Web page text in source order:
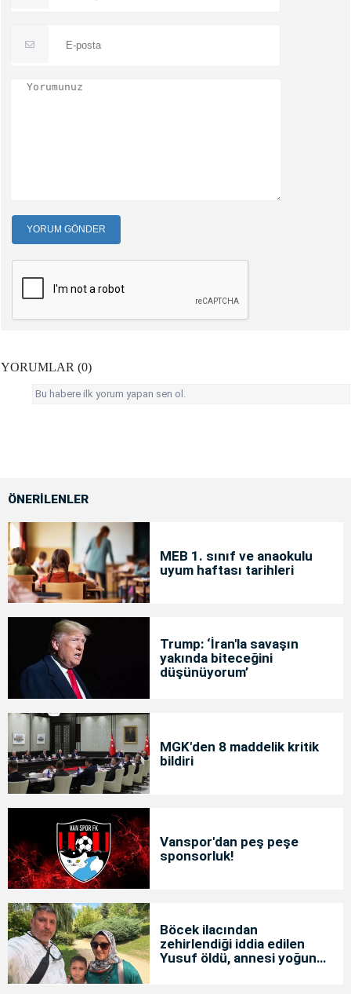
YORUM GÖNDER
YORUMLAR (0)
Bu habere ilk yorum yapan sen ol.
ÖNERİLENLER
MEB 1. sınıf ve anaokulu
uyum haftası tarihleri
Trump: ‘İran'la savaşın
yakında biteceğini
düşünüyorum’
MGK'den 8 maddelik kritik
bildiri
Vanspor'dan peş peşe
sponsorluk!
Böcek ilacından
zehirlendiği iddia edilen
Yusuf öldü, annesi yoğun